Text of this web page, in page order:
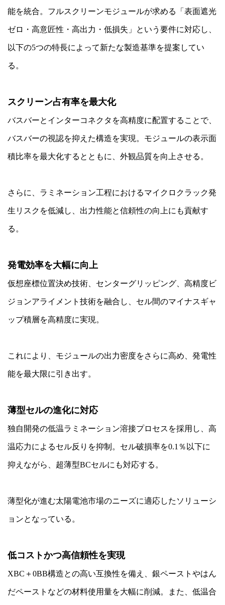
能を統合。フルスクリーンモジュールが求める「表面遮光
ゼロ・高意匠性・高出力・低損失」という要件に対応し、
以下の5つの特長によって新たな製造基準を提案してい
る。
スクリーン占有率を最大化
バスバーとインターコネクタを高精度に配置することで、
バスバーの視認を抑えた構造を実現。モジュールの表示面
積比率を最大化するとともに、外観品質を向上させる。
さらに、ラミネーション工程におけるマイクロクラック発
生リスクを低減し、出力性能と信頼性の向上にも貢献す
る。
発電効率を大幅に向上
仮想座標位置決め技術、センターグリッピング、高精度ビ
ジョンアライメント技術を融合し、セル間のマイナスギャ
ップ積層を高精度に実現。
これにより、モジュールの出力密度をさらに高め、発電性
能を最大限に引き出す。
薄型セルの進化に対応
独自開発の低温ラミネーション溶接プロセスを採用し、高
温応力によるセル反りを抑制。セル破損率を0.1％以下に
抑えながら、超薄型BCセルにも対応する。
薄型化が進む太陽電池市場のニーズに適応したソリューシ
ョンとなっている。
低コストかつ高信頼性を実現
XBC＋0BB構造との高い互換性を備え、銀ペーストやはん
だペーストなどの材料使用量を大幅に削減。また、低温合